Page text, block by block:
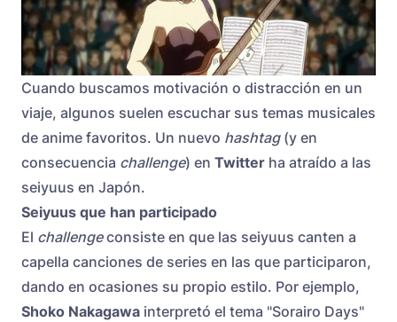
Cuando buscamos motivación o distracción en un
viaje, algunos suelen escuchar sus temas musicales
de anime favoritos. Un nuevo hashtag(y en
consecuencia challenge) en Twitter ha atraído a las
seiyuus en Japón.
Seiyuus que han participado
El challengeconsiste en que las seiyuus canten a
capella canciones de series en las que participaron,
dando en ocasiones su propio estilo. Por ejemplo,
Shoko Nakagawa interpretó el tema "Sorairo Days"